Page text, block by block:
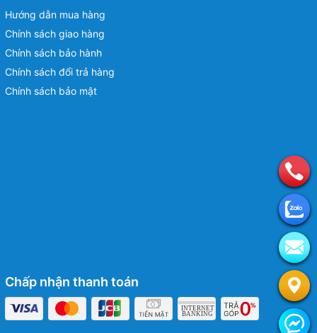
Hướng dẫn mua hàng
Chính sách giao hàng
Chính sách bảo hành
Chính sách đổi trả hàng
Chính sách bảo mật
Chấp nhận thanh toán